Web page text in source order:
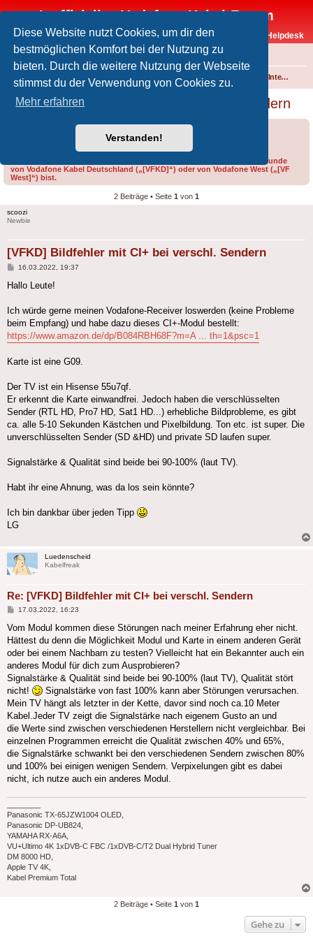
Diese Website nutzt Cookies, um dir den
bestmöglichen Komfort bei der Nutzung zu
bieten. Durch die weitere Nutzung der Webseite
stimmst du der Verwendung von Cookies zu.
Mehr erfahren
Verstanden!
Inoffizielles Vodafone-Kabel-Forum
Vodafone-Kabel-Helpdesk
FAQ
Foren-Übersicht Common Interface (CI/CI+)
[VFKD] Bildfehler mit CI+ bei verschl. Sendern
Bitte gib bei der Erstellung eines Threads im Feld „Präfix“ an, ob du Kunde
von Vodafone Kabel Deutschland („[VFKD]“) oder von Vodafone West („[VF
West]“) bist.
2 Beiträge • Seite 1 von 1
scoozi
Newbie
[VFKD] Bildfehler mit CI+ bei verschl. Sendern
Beitrag
16.03.2022, 19:37
Hallo Leute!
Ich würde gerne meinen Vodafone-Receiver loswerden (keine Probleme
beim Empfang) und habe dazu dieses CI+-Modul bestellt:
https://www.amazon.de/dp/B084RBH68F?m=A ... th=1&psc=1
Karte ist eine G09.
Der TV ist ein Hisense 55u7qf.
Er erkennt die Karte einwandfrei. Jedoch haben die verschlüsselten
Sender (RTL HD, Pro7 HD, Sat1 HD...) erhebliche Bildprobleme, es gibt
ca. alle 5-10 Sekunden Kästchen und Pixelbildung. Ton etc. ist super. Die
unverschlüsselten Sender (SD &HD) und private SD laufen super.
Signalstärke & Qualität sind beide bei 90-100% (laut TV).
Habt ihr eine Ahnung, was da los sein könnte?
Ich bin dankbar über jeden Tipp
LG
Luedenscheid
Kabelfreak
Re: [VFKD] Bildfehler mit CI+ bei verschl. Sendern
Beitrag
17.03.2022, 16:23
Vom Modul kommen diese Störungen nach meiner Erfahrung eher nicht.
Hättest du denn die Möglichkeit Modul und Karte in einem anderen Gerät
oder bei einem Nachbarn zu testen? Vielleicht hat ein Bekannter auch ein
anderes Modul für dich zum Ausprobieren?
Signalstärke & Qualität sind beide bei 90-100% (laut TV), Qualität stört
nicht!
Signalstärke von fast 100% kann aber Störungen verursachen.
Mein TV hängt als letzter in der Kette, davor sind noch ca.10 Meter
Kabel.Jeder TV zeigt die Signalstärke nach eigenem Gusto an und
die Werte sind zwischen verschiedenen Herstellern nicht vergleichbar. Bei
einzelnen Programmen erreicht die Qualität zwischen 40% und 65%,
die Signalstärke schwankt bei den verschiedenen Sendern zwischen 80%
und 100% bei einigen wenigen Sendern. Verpixelungen gibt es dabei
nicht, ich nutze auch ein anderes Modul.
Panasonic TX-65JZW1004 OLED,
Panasonic DP-UB824,
YAMAHA RX-A6A,
VU+Ultimo 4K 1xDVB-C FBC /1xDVB-C/T2 Dual Hybrid Tuner
DM 8000 HD,
Apple TV 4K,
Kabel Premium Total
2 Beiträge • Seite 1 von 1
Gehe zu